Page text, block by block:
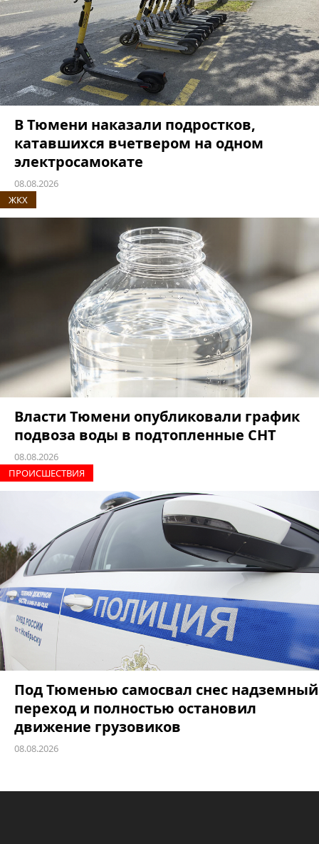
В Тюмени наказали подростков,
катавшихся вчетвером на одном
электросамокате
08.08.2026
ЖКХ
Власти Тюмени опубликовали график
подвоза воды в подтопленные СНТ
08.08.2026
ПРОИCШЕСТВИЯ
Под Тюменью самосвал снес надземный
переход и полностью остановил
движение грузовиков
08.08.2026